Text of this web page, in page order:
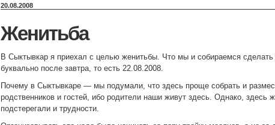
20.08.2008
Женитьба
В Сыктывкар я приехал с целью женитьбы. Что мы и собираемся сделать
буквально после завтра, то есть 22.08.2008.
Почему в Сыктывкаре — мы подумали, что здесь проще собрать и
родственников и гостей, ибо родители наши живут здесь. Однако, здесь
подстерегали и трудности.